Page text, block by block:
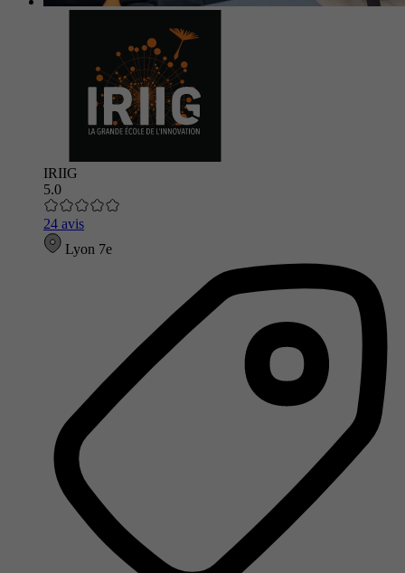
IRIIG
5.0
24 avis
Lyon 7e